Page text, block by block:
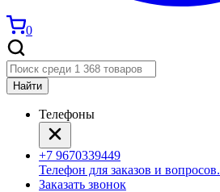
0
Найти
Телефоны
+7 9670339449
Телефон для заказов и вопросов.
Заказать звонок